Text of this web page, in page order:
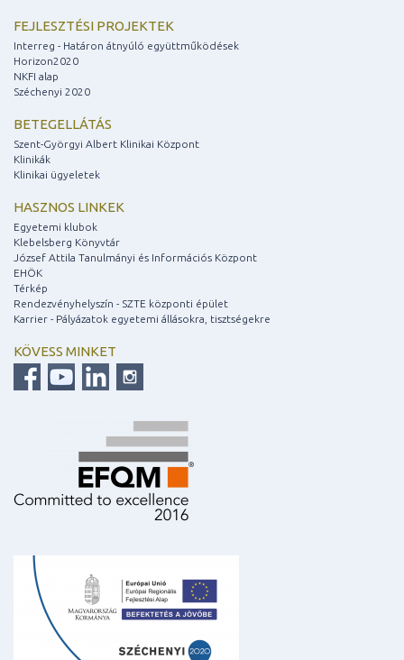
FEJLESZTÉSI PROJEKTEK
Interreg - Határon átnyúló együttműködések
Horizon2020
NKFI alap
Széchenyi 2020
BETEGELLÁTÁS
Szent-Györgyi Albert Klinikai Központ
Klinikák
Klinikai ügyeletek
HASZNOS LINKEK
Egyetemi klubok
Klebelsberg Könyvtár
József Attila Tanulmányi és Információs Központ
EHÖK
Térkép
Rendezvényhelyszín - SZTE központi épület
Karrier - Pályázatok egyetemi állásokra, tisztségekre
KÖVESS MINKET